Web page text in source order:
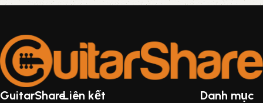
GuitarShareLiên kết Danh mục